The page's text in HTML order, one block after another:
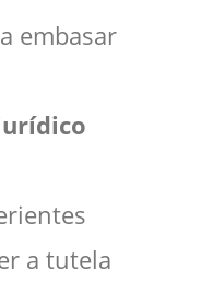
embasar
a tutela